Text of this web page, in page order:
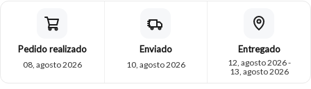
Pedido realizado
08, agosto 2026
Enviado
10, agosto 2026
Entregado
12, agosto 2026 -
13, agosto 2026